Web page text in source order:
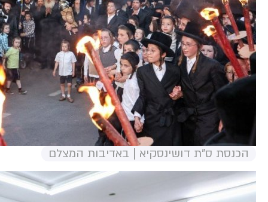
הכנסת ס"ת דושינסקיא | באדיבות המצלם